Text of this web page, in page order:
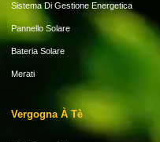
Sistema Di Gestione Energetica
Pannello Solare
Bateria Solare
Merati
Vergogna À Tè